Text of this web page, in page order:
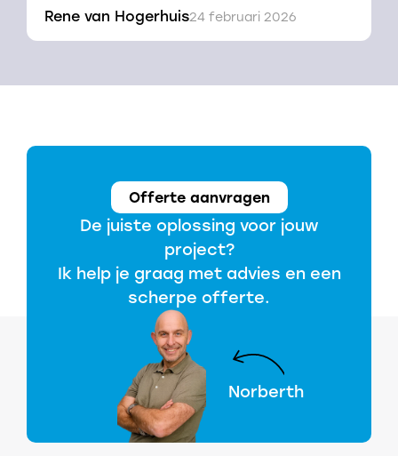
Rene van Hogerhuis24 februari 2026
Norberth
De juiste oplossing voor jouw
project?
Ik help je graag met advies en een
scherpe offerte.
Offerte aanvragen